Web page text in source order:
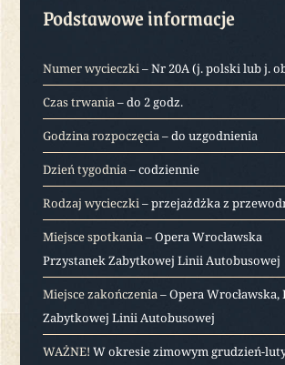
Podstawowe informacje
Numer wycieczki– Nr 20A (j. polski lub j.
Czas trwania– do 2 godz.
Godzina rozpoczęcia– do uzgodnienia
Dzień tygodnia– codziennie
Rodzaj wycieczki– przejażdżka z
Miejsce spotkania– Opera Wrocławska
Przystanek Zabytkowej Linii Autobusowej
Miejsce zakończenia– Opera Wrocławska,
Zabytkowej Linii Autobusowej
WAŻNE! W okresie zimowym grudzień-